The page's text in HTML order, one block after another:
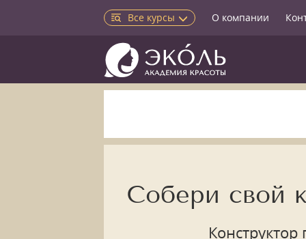
Все курсы О компании
Собери свой